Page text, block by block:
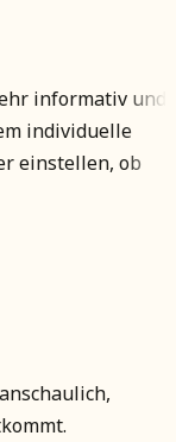
informativ und
individuelle
einstellen, ob